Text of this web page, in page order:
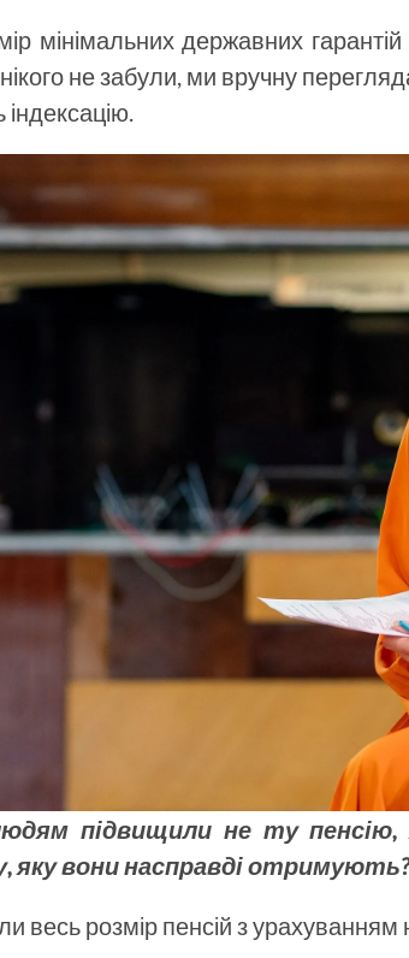
мінімальних державних
не забули, ми вручну
підвищили не ту
вони насправді отримують?
весь розмір пенсій з